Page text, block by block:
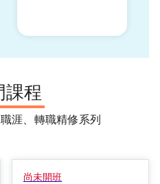
課程
涯、轉職精修系列
Java 全端工程師在
職轉職精修班
尚未開班